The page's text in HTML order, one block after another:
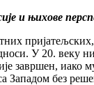
и њихове
У 20. веку
завршен, иако
Западом без